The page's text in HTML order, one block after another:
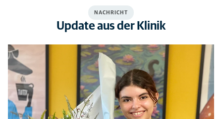
NACHRICHT
Update aus der Klinik